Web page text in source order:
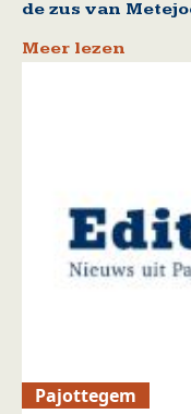
de zus van
Meer lezen
Pajottegem